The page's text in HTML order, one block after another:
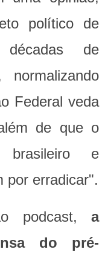
político de
décadas de
normalizando
Federal veda
de que o
brasileiro e
por erradicar".
podcast, a
do pré-